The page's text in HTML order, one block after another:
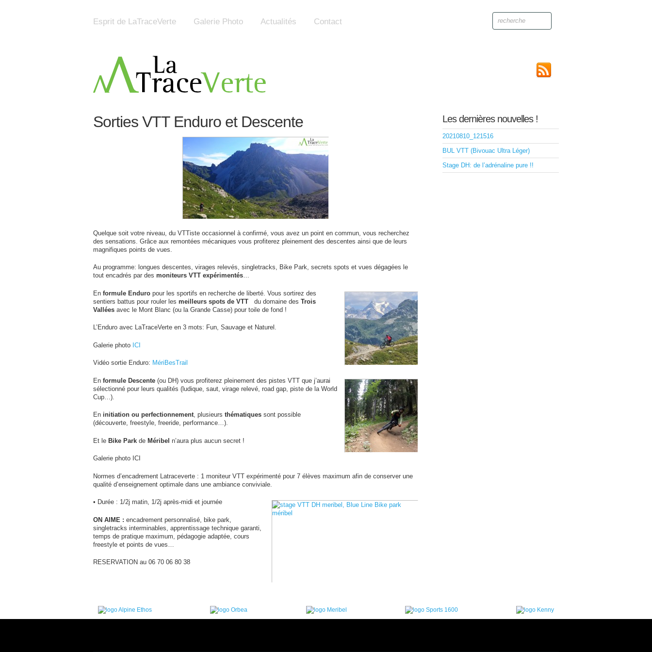
Esprit de LaTraceVerte Galerie Photo Actualités Contact
Sorties VTT Enduro et Descente
Quelque soit votre niveau, du VTTiste occasionnel à confirmé, vous avez un point en commun, vous recherchez
des sensations. Grâce aux remontées mécaniques vous profiterez pleinement des descentes ainsi que de leurs
magnifiques points de vues.
Au programme: longues descentes, virages relevés, singletracks, Bike Park, secrets spots et vues dégagées le
tout encadrés par des moniteurs VTT expérimentés…
En formule Enduro pour les sportifs en recherche de liberté. Vous sortirez des
sentiers battus pour rouler les meilleurs spots de VTT du domaine des Trois
Vallées avec le Mont Blanc (ou la Grande Casse) pour toile de fond !
L’Enduro avec LaTraceVerte en 3 mots: Fun, Sauvage et Naturel.
Galerie photo ICI
Vidéo sortie Enduro: MériBesTrail
En formule Descente (ou DH) vous profiterez pleinement des pistes VTT que j’aurai
sélectionné pour leurs qualités (ludique, saut, virage relevé, road gap, piste de la World
Cup…).
En initiation ou perfectionnement, plusieurs thématiques sont possible
(découverte, freestyle, freeride, performance…).
Et le Bike Park de Méribel n’aura plus aucun secret !
Galerie photo ICI
Normes d’encadrement Latraceverte : 1 moniteur VTT expérimenté pour 7 élèves maximum afin de conserver une
qualité d’enseignement optimale dans une ambiance conviviale.
• Durée : 1/2j matin, 1/2j après-midi et journée
ON AIME : encadrement personnalisé, bike park,
singletracks interminables, apprentissage technique garanti,
temps de pratique maximum, pédagogie adaptée, cours
freestyle et points de vues…
RESERVATION au 06 70 06 80 38
Les dernières nouvelles !
20210810_121516
BUL VTT (Bivouac Ultra Léger)
Stage DH: de l’adrénaline pure !!